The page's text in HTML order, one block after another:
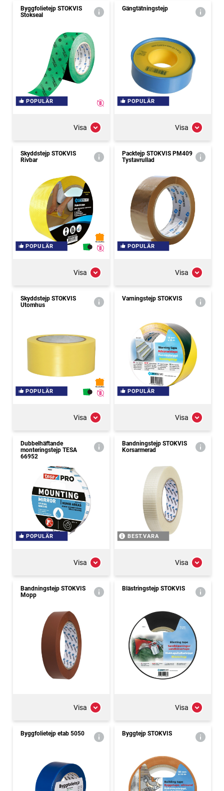
Byggfolietejp STOKVIS
Stokseal
POPULÄR
Visa
Gängtätningstejp
POPULÄR
Visa
Skyddstejp STOKVIS
Rivbar
POPULÄR
Visa
Packtejp STOKVIS PM409
Tystavrullad
POPULÄR
Visa
Skyddstejp STOKVIS
Utomhus
POPULÄR
Visa
Varningstejp STOKVIS
POPULÄR
Visa
Dubbelhäftande
monteringstejp TESA
66952
POPULÄR
Visa
Bandningstejp STOKVIS
Korsarmerad
BEST.VARA
Visa
Bandningstejp STOKVIS
Mopp
Visa
Blästringstejp STOKVIS
Visa
Byggfolie­tejp etab 5050 Byggtejp STOKVIS